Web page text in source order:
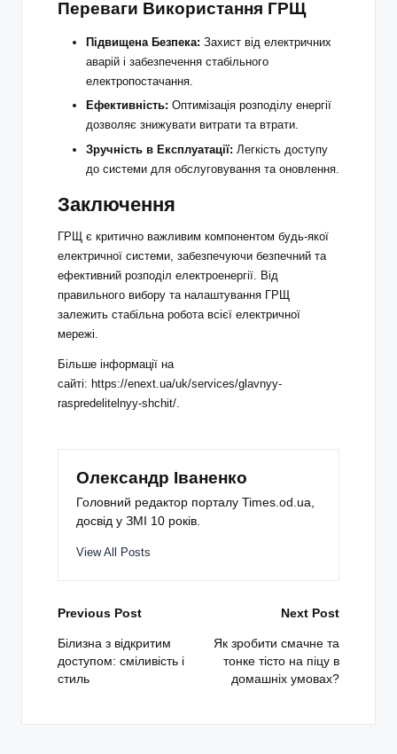
Переваги Використання ГРЩ
Підвищена Безпека: Захист від електричних
аварій і забезпечення стабільного
електропостачання.
Ефективність: Оптимізація розподілу енергії
дозволяє знижувати витрати та втрати.
Зручність в Експлуатації: Легкість доступу
до системи для обслуговування та оновлення.
Заключення
ГРЩ є критично важливим компонентом будь-якої
електричної системи, забезпечуючи безпечний та
ефективний розподіл електроенергії. Від
правильного вибору та налаштування ГРЩ
залежить стабільна робота всієї електричної
мережі.
Більше інформації на
сайті: https://enext.ua/uk/services/glavnyy-
raspredelitelnyy-shchit/
Олександр Іваненко
Головний редактор порталу Times.od.ua,
досвід у ЗМІ 10 років.
View All Posts
Post
navigation
Previous Post
Білизна з відкритим
доступом: сміливість і
стиль
Next Post
Як зробити смачне та
тонке тісто на піцу в
домашніх умовах?